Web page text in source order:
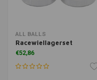
ALL BALLS
Racewiellagerset
€52,86